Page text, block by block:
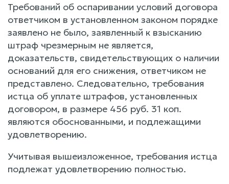
Требований об оспаривании условий договора
ответчиком в установленном законом порядке
заявлено не было, заявленный к взысканию
штраф чрезмерным не является,
доказательств, свидетельствующих о наличии
оснований для его снижения, ответчиком не
представлено. Следовательно, требования
истца об уплате штрафов, установленных
договором, в размере 456 руб. 31 коп.
являются обоснованными, и подлежащими
удовлетворению.
Учитывая вышеизложенное, требования истца
подлежат удовлетворению полностью.